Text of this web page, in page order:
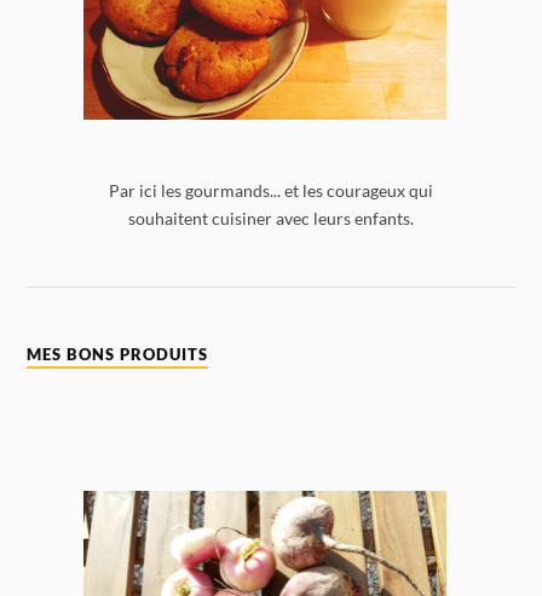
Par ici les gourmands... et les courageux qui
souhaitent cuisiner avec leurs enfants.
MES BONS PRODUITS